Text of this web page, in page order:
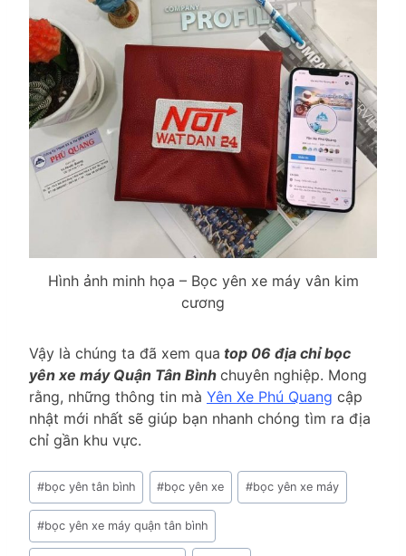
Hình ảnh minh họa – Bọc yên xe máy vân kim
cương
Vậy là chúng ta đã xem qua top 06 địa chỉ bọc
yên xe máy Quận Tân Bình chuyên nghiệp. Mong
rằng, những thông tin mà Yên Xe Phú Quang cập
nhật mới nhất sẽ giúp bạn nhanh chóng tìm ra địa
chỉ gần khu vực.
Post
Tags:
#bọc yên tân bình #bọc yên xe #bọc yên xe máy
#bọc yên xe máy quận tân bình